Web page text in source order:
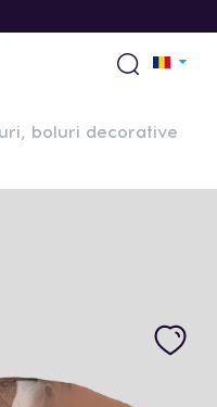
boluri decorative